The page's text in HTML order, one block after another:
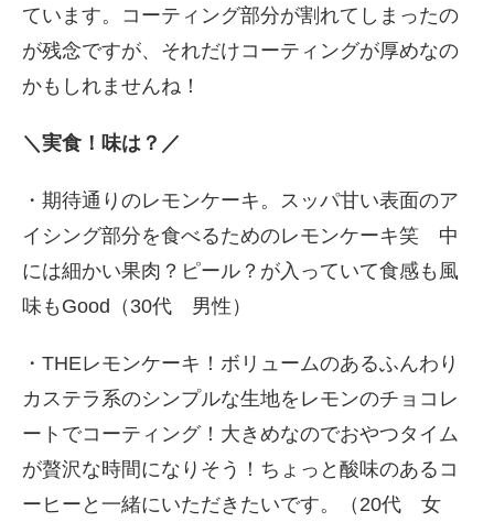
ています。コーティング部分が割れてしまったの
が残念ですが、それだけコーティングが厚めなの
かもしれませんね！
＼実食！味は？／
・期待通りのレモンケーキ。スッパ甘い表面のア
イシング部分を食べるためのレモンケーキ笑 中
には細かい果肉？ピール？が入っていて食感も風
味もGood（30代 男性）
・THEレモンケーキ！ボリュームのあるふんわり
カステラ系のシンプルな生地をレモンのチョコレ
ートでコーティング！大きめなのでおやつタイム
が贅沢な時間になりそう！ちょっと酸味のあるコ
ーヒーと一緒にいただきたいです。（20代 女